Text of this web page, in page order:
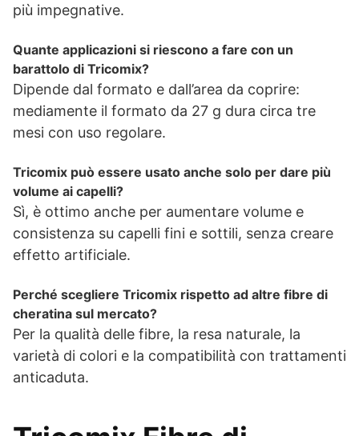
più impegnative.
Quante applicazioni si riescono a fare con un
barattolo di Tricomix?
Dipende dal formato e dall’area da coprire:
mediamente il formato da 27 g dura circa tre
mesi con uso regolare.
Tricomix può essere usato anche solo per dare più
volume ai capelli?
Sì, è ottimo anche per aumentare volume e
consistenza su capelli fini e sottili, senza creare
effetto artificiale.
Perché scegliere Tricomix rispetto ad altre fibre di
cheratina sul mercato?
Per la qualità delle fibre, la resa naturale, la
varietà di colori e la compatibilità con trattamenti
anticaduta.